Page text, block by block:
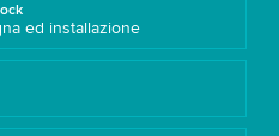
ed installazione